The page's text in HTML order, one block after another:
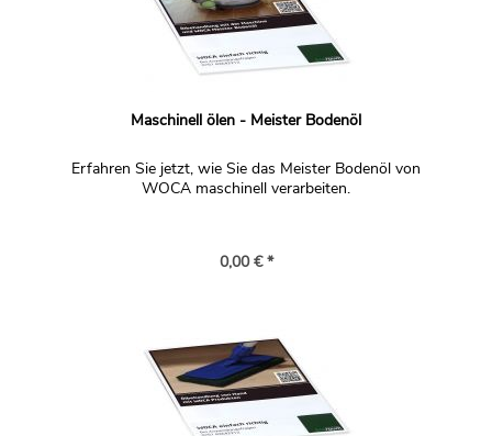
Maschinell ölen - Meister Bodenöl
Erfahren Sie jetzt, wie Sie das Meister Bodenöl von
WOCA maschinell verarbeiten.
0,00 € *